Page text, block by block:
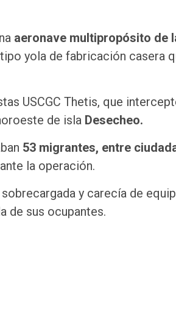
aeronave multipropósito de
yola de fabricación casera
USCGC Thetis, que
de isla Desecheo.
53 migrantes, entre
la operación.
y carecía de
de sus ocupantes.